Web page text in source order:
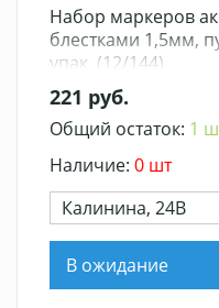
Набор маркеров
блестками 1,5мм,
упак. (12/144)
221 руб.
Общий остаток: 1
Наличие: 0 шт
Калинина, 24В
В ожидание